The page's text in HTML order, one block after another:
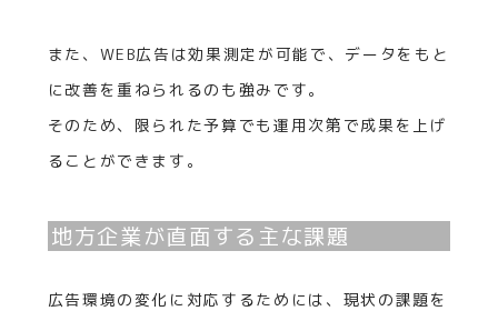
また、WEB広告は効果測定が可能で、データをもと
に改善を重ねられるのも強みです。
そのため、限られた予算でも運用次第で成果を上げ
ることができます。
地方企業が直面する主な課題
広告環境の変化に対応するためには、現状の課題を